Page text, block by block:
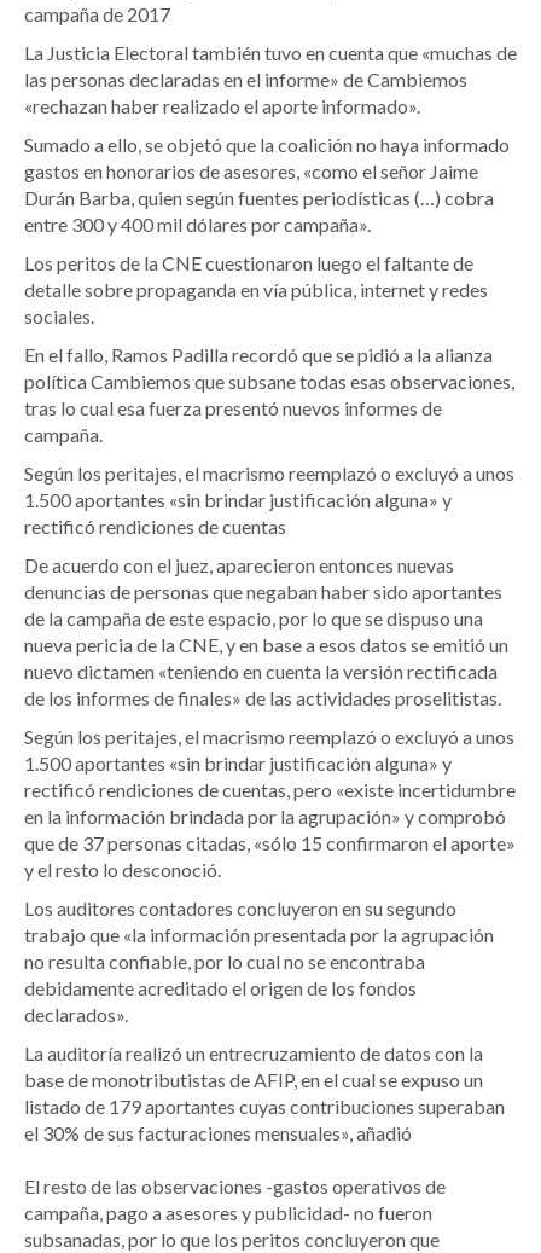
campaña de 2017
La Justicia Electoral también tuvo en cuenta que «muchas de
las personas declaradas en el informe» de Cambiemos
«rechazan haber realizado el aporte informado».
Sumado a ello, se objetó que la coalición no haya informado
gastos en honorarios de asesores, «como el señor Jaime
Durán Barba, quien según fuentes periodísticas (…) cobra
entre 300 y 400 mil dólares por campaña».
Los peritos de la CNE cuestionaron luego el faltante de
detalle sobre propaganda en vía pública, internet y redes
sociales.
En el fallo, Ramos Padilla recordó que se pidió a la alianza
política Cambiemos que subsane todas esas observaciones,
tras lo cual esa fuerza presentó nuevos informes de
campaña.
Según los peritajes, el macrismo reemplazó o excluyó a unos
1.500 aportantes «sin brindar justificación alguna» y
rectificó rendiciones de cuentas
De acuerdo con el juez, aparecieron entonces nuevas
denuncias de personas que negaban haber sido aportantes
de la campaña de este espacio, por lo que se dispuso una
nueva pericia de la CNE, y en base a esos datos se emitió un
nuevo dictamen «teniendo en cuenta la versión rectificada
de los informes de finales» de las actividades proselitistas.
Según los peritajes, el macrismo reemplazó o excluyó a unos
1.500 aportantes «sin brindar justificación alguna» y
rectificó rendiciones de cuentas, pero «existe incertidumbre
en la información brindada por la agrupación» y comprobó
que de 37 personas citadas, «sólo 15 confirmaron el aporte»
y el resto lo desconoció.
Los auditores contadores concluyeron en su segundo
trabajo que «la información presentada por la agrupación
no resulta confiable, por lo cual no se encontraba
debidamente acreditado el origen de los fondos
declarados».
La auditoría realizó un entrecruzamiento de datos con la
base de monotributistas de AFIP, en el cual se expuso un
listado de 179 aportantes cuyas contribuciones superaban
el 30% de sus facturaciones mensuales», añadió
El resto de las observaciones -gastos operativos de
campaña, pago a asesores y publicidad- no fueron
subsanadas, por lo que los peritos concluyeron que